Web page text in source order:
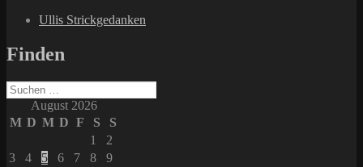
Ullis Strickgedanken
Finden
Suchen
nach:August 2026
M D M D F S
S
1
2
3
4 5 6 7 8
9